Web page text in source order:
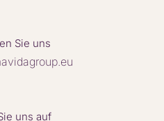
Sie uns
uns auf